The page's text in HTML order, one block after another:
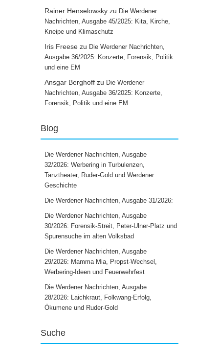
Rainer Henselowsky zu Die Werdener
Nachrichten, Ausgabe 45/2025: Kita, Kirche,
Kneipe und Klimaschutz
Iris Freese zu Die Werdener Nachrichten,
Ausgabe 36/2025: Konzerte, Forensik, Politik
und eine EM
Ansgar Berghoff zu Die Werdener
Nachrichten, Ausgabe 36/2025: Konzerte,
Forensik, Politik und eine EM
Blog
Die Werdener Nachrichten, Ausgabe
32/2026: Werbering in Turbulenzen,
Tanztheater, Ruder-Gold und Werdener
Geschichte
Die Werdener Nachrichten, Ausgabe 31/2026:
Die Werdener Nachrichten, Ausgabe
30/2026: Forensik-Streit, Peter-Ulner-Platz und
Spurensuche im alten Volksbad
Die Werdener Nachrichten, Ausgabe
29/2026: Mamma Mia, Propst-Wechsel,
Werbering-Ideen und Feuerwehrfest
Die Werdener Nachrichten, Ausgabe
28/2026: Laichkraut, Folkwang-Erfolg,
Ökumene und Ruder-Gold
Suche